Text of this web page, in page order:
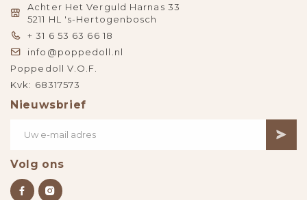
Achter Het Verguld Harnas 33
5211 HL 's-Hertogenbosch
+ 31 6 53 63 66 18
info@poppedoll.nl
Poppedoll V.O.F.
Kvk: 68317573
Nieuwsbrief
Volg ons